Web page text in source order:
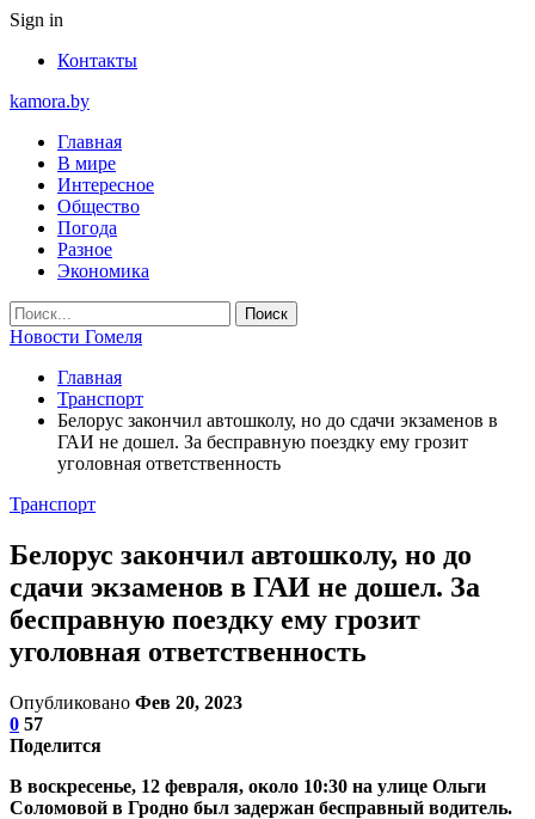
Sign in
Контакты
kamora.by
Главная
В мире
Интересное
Общество
Погода
Разное
Экономика
Новости Гомеля
Главная
Транспорт
Белорус закончил автошколу, но до сдачи экзаменов в
ГАИ не дошел. За бесправную поездку ему грозит
уголовная ответственность
Транспорт
Белорус закончил автошколу, но до
сдачи экзаменов в ГАИ не дошел. За
бесправную поездку ему грозит
уголовная ответственность
Опубликовано Фев 20, 2023
0 57
Поделится
В воскресенье, 12 февраля, около 10:30 на улице Ольги
Соломовой в Гродно был задержан бесправный водитель.